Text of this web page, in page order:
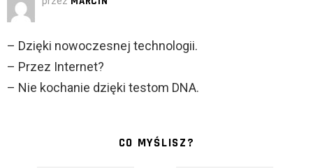
– Dzięki nowoczesnej technologii.
– Przez Internet?
– Nie kochanie dzięki testom DNA.
CO MYŚLISZ?